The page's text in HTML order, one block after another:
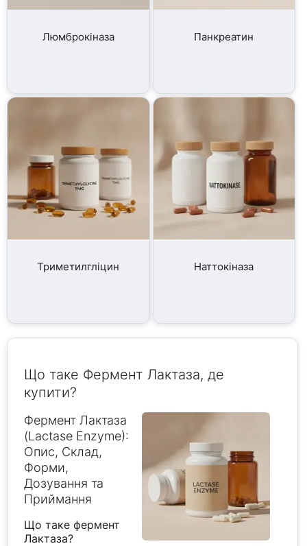
Люмброкіназа Панкреатин
Триметилгліцин Наттокіназа
Що таке Фермент Лактаза, де
купити?
Фермент Лактаза
(Lactase Enzyme):
Опис, Склад,
Форми,
Дозування та
Приймання
Що таке фермент
Лактаза?